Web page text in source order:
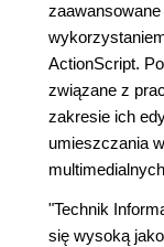
ActionScript.
związane z
zakresie ich
umieszczania
"Technik
się wysoką